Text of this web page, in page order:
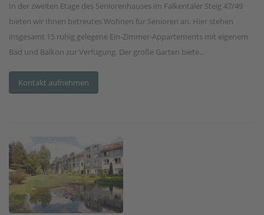
In der zweiten Etage des Seniorenhauses im Falkentaler Steig 47/49
bieten wir Ihnen betreutes Wohnen für Senioren an. Hier stehen
insgesamt 15 ruhig gelegene Ein-Zimmer-Appartements mit eigenem
Bad und Balkon zur Verfügung. Der große Garten biete...
Kontakt aufnehmen